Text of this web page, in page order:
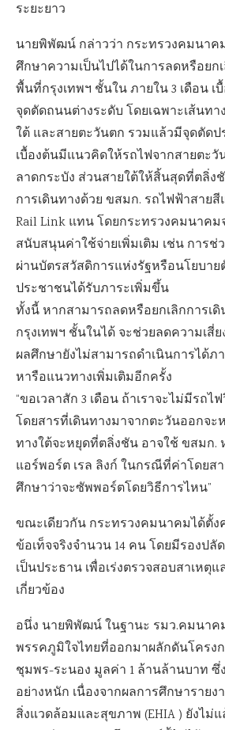
ระยะยาว
นายพิพัฒน์ กล่าวว่า กระทรวงคมนาค
ศึกษาความเป็นไปได้ในการลดหรือยก
พื้นที่กรุงเทพฯ ชั้นใน ภายใน 3 เดือน เ
จุดตัดถนนต่างระดับ โดยเฉพาะเส้นท
ใต้ และสายตะวันตก รวมแล้วมีจุดตัด
เบื้องต้นมีแนวคิดให้รถไฟจากสายตะ
ลาดกระบัง ส่วนสายใต้ให้สิ้นสุดที่ตลิ่ง
การเดินทางด้วย ขสมก. รถไฟฟ้าสาย
Rail Link แทน โดยกระทรวงคมนาค
สนับสนุนค่าใช้จ่ายเพิ่มเติม เช่น การช่
ผ่านบัตรสวัสดิการแห่งรัฐหรือนโยบาย
ประชาชนได้รับภาระเพิ่มขึ้น
ทั้งนี้ หากสามารถลดหรือยกเลิกการเ
กรุงเทพฯ ชั้นในได้ จะช่วยลดความเสี่
ผลศึกษายังไม่สามารถดำเนินการได้ภ
หารือแนวทางเพิ่มเติมอีกครั้ง
“ขอเวลาสัก 3 เดือน ถ้าเราจะไม่มีรถไ
โดยสารที่เดินทางมาจากตะวันออกจ
ทางใต้จะหยุดที่ตลิ่งชัน อาจใช้ ขสมก.
แอร์พอร์ต เรล ลิงก์ ในกรณีที่ค่าโดยส
ศึกษาว่าจะซัพพอร์ตโดยวิธีการไหน”
ขณะเดียวกัน กระทรวงคมนาคมได้ตั้
ข้อเท็จจริงจำนวน 14 คน โดยมีรองป
เป็นประธาน เพื่อเร่งตรวจสอบสาเหตุ
เกี่ยวข้อง
อนึ่ง นายพิพัฒน์ ในฐานะ รมว.คมนา
พรรคภูมิใจไทยที่ออกมาผลักดันโครง
ชุมพร-ระนอง มูลค่า 1 ล้านล้านบาท
อย่างหนัก เนื่องจากผลการศึกษารายง
สิ่งแวดล้อมและสุขภาพ (EHIA ) ยังไม่แ